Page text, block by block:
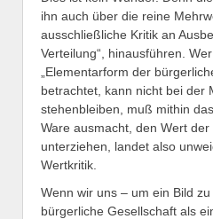
ihn auch über die reine
ausschließliche Kritik an
Verteilung“, hinausführen.
„Elementarform der
betrachtet, kann nicht bei der
stehenbleiben, muß mithin
Ware ausmacht, den Wert
unterziehen, landet also
Wertkritik.
Wenn wir uns – um ein Bild
bürgerliche Gesellschaft als